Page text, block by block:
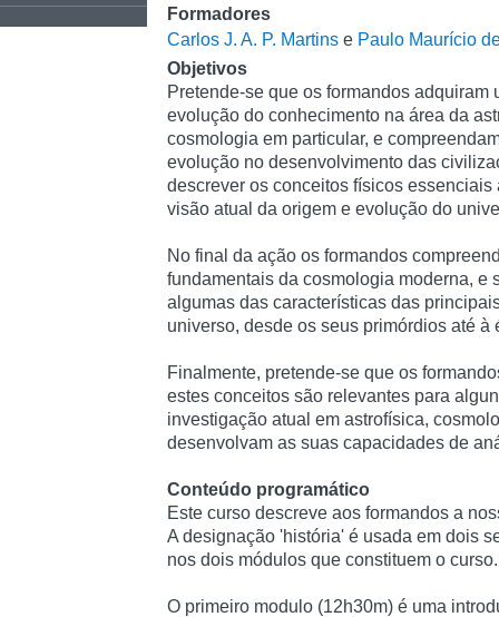
Formadores
Carlos J. A. P. Martins e Paulo Maurício
Objetivos
Pretende-se que os formandos adquiram
evolução do conhecimento na área da
cosmologia em particular, e
evolução no desenvolvimento das
descrever os conceitos físicos
visão atual da origem e evolução do
No final da ação os formandos
fundamentais da cosmologia moderna, e
algumas das características das
universo, desde os seus primórdios até à
Finalmente, pretende-se que os
estes conceitos são relevantes para
investigação atual em astrofísica,
desenvolvam as suas capacidades de
Conteúdo programático
Este curso descreve aos formandos a
A designação 'história' é usada em dois
nos dois módulos que constituem o curso.
O primeiro modulo (12h30m) é uma